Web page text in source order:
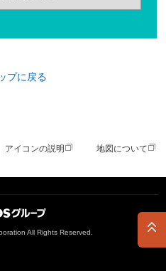
プに戻る
アイコンの説明 地図について
All Rights Reserved.